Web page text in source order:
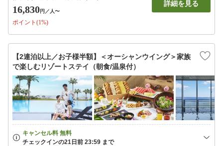
16,830円 ／人〜
ポイント(1%)
詳細を見る
【2連泊以上／お子様半額】＜オーシャンウイング＞家族
で楽しむリゾートステイ（朝食/温泉付）